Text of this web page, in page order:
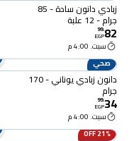
زبادي دانون سادة - 85
جرام - 12 علبة
82
.
99
EGP
سبت. 4:00 م
صحي
دانون زبادي يوناني - 170
جرام
34
.
99
EGP
سبت. 4:00 م
21% OFF